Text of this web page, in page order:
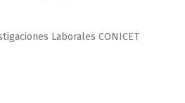
Laborales CONICET